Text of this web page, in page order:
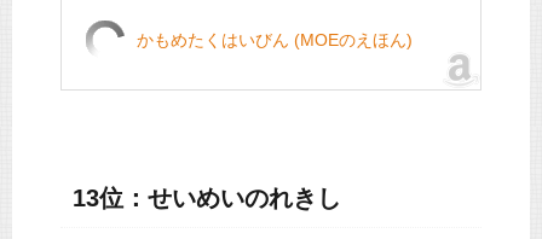
かもめたくはいびん (MOEのえほん)
13位：せいめいのれきし